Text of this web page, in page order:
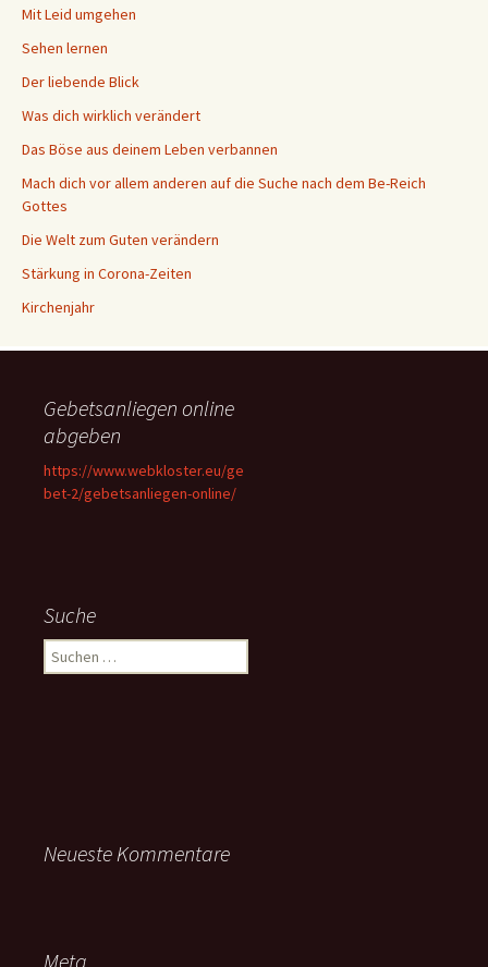
Mit Leid umgehen
Sehen lernen
Der liebende Blick
Was dich wirklich verändert
Das Böse aus deinem Leben verbannen
Mach dich vor allem anderen auf die Suche nach dem Be-Reich
Gottes
Die Welt zum Guten verändern
Stärkung in Corona-Zeiten
Kirchenjahr
Gebetsanliegen online
abgeben
https://www.webkloster.eu/ge
bet-2/gebetsanliegen-online/
Suche
Suchen
nach:
Neueste Kommentare
Meta